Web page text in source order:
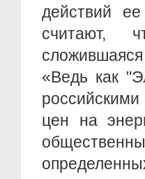
действий
считают,
«Ведь как
цен на